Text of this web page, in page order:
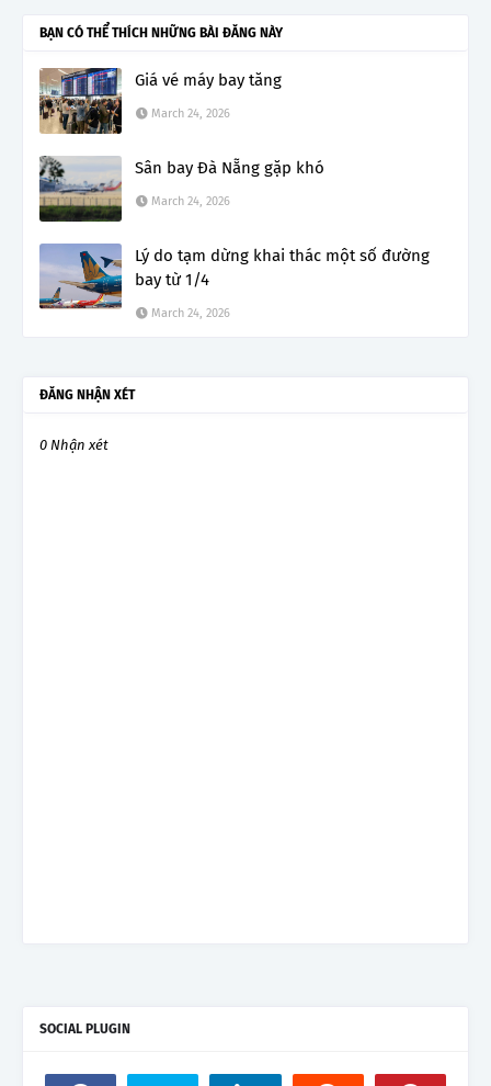
BẠN CÓ THỂ THÍCH NHỮNG BÀI ĐĂNG NÀY
Giá vé máy bay tăng
March 24, 2026
Sân bay Đà Nẵng gặp khó
March 24, 2026
Lý do tạm dừng khai thác một số đường
bay từ 1/4
March 24, 2026
ĐĂNG NHẬN XÉT
0 Nhận xét
SOCIAL PLUGIN